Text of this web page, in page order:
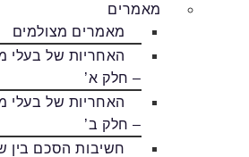
מאמרים
מאמרים מצולמים
האחריות של בעלי
– חלק א’
האחריות של בעלי
– חלק ב’
חשיבות הסכם בין